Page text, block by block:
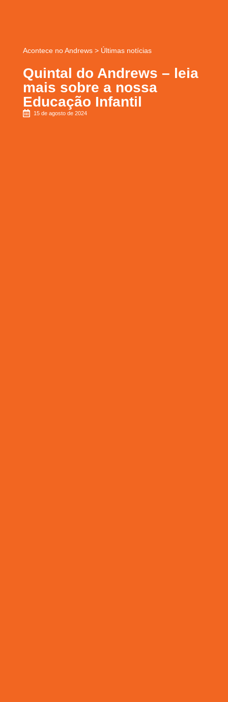
Acontece no Andrews> Últimas notícias
Quintal do Andrews – leia
mais sobre a nossa
Educação Infantil
15 de agosto de 2024